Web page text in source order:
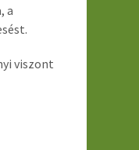
a
viszont